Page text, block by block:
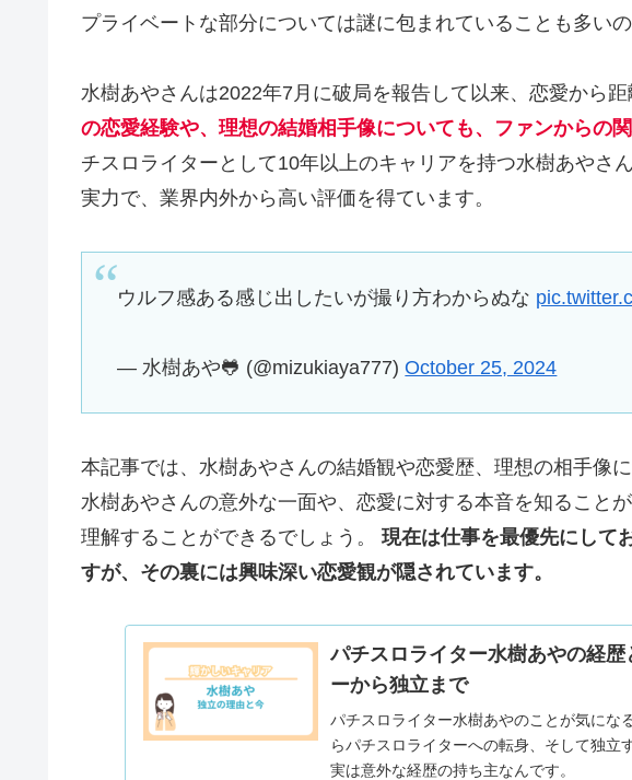
プライベートな部分については謎に包まれていることも多いの
水樹あやさんは2022年7月に破局を報告して以来、恋愛から距
の恋愛経験や、理想の結婚相手像についても、ファンからの
チスロライターとして10年以上のキャリアを持つ水樹あやさ
実力で、業界内外から高い評価を得ています。
ウルフ感ある感じ出したいが撮り方わからぬな
— 水樹あや🐸 (@mizukiaya777)October 25, 2024
本記事では、水樹あやさんの結婚観や恋愛歴、理想の相手像
水樹あやさんの意外な一面や、恋愛に対する本音を知ること
理解することができるでしょう。 現在は仕事を最優先にして
すが、その裏には興味深い恋愛観が隠されています。
パチスロライター水樹あやの経
ーから独立まで
パチスロライター水樹あやのことが気にな
らパチスロライターへの転身、そして独立
実は意外な経歴の持ち主なんです。